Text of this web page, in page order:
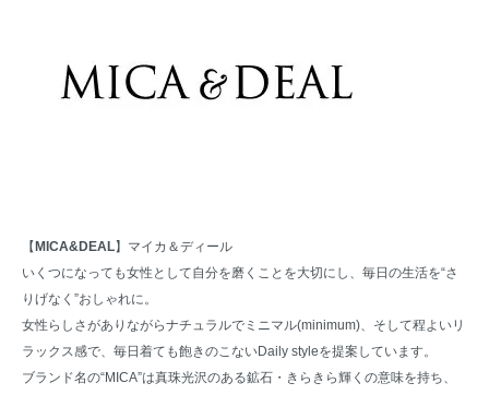
【 MICA&DEAL】マイカ＆ディール
いくつになっても女性として自分を磨くことを大切にし、毎日の生活を“さ
りげなく”おしゃれに。
女性らしさがありながらナチュラルでミニマル(minimum)、そして程よいリ
ラックス感で、毎日着ても飽きのこないDaily styleを提案しています。
ブランド名の“MICA”は真珠光沢のある鉱石・きらきら輝くの意味を持ち、